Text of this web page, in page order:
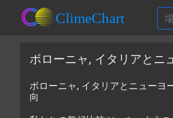
ボローニャ, イタリアとニ
ボローニャ, イタリアとニューヨ
向